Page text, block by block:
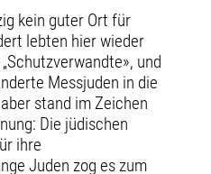
kein guter Ort für
lebten hier wieder
und
Messjuden in die
stand im Zeichen
Die jüdischen
ihre
Juden zog es zum